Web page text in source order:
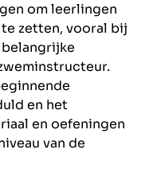
om leerlingen
zetten, vooral bij
en het
en oefeningen
van de